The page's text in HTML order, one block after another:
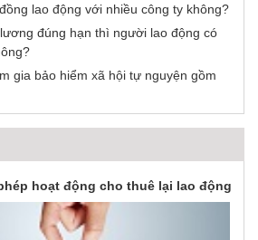
lao động với nhiều công ty không?
đúng hạn thì người lao động có
gia bảo hiểm xã hội tự nguyện gồm
hoạt động cho thuê lại lao động